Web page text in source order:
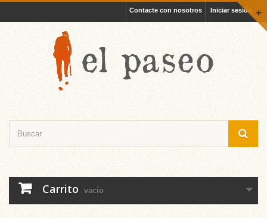
+
Iniciar sesión
Contacte con nosotros
Carrito vacío